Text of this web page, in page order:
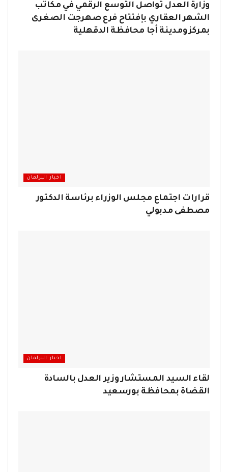
وزارة العدل تُواصل التوسع الرقمي في مكاتب
الشهر العقاري بإفتتاح فرع صهرجت الصغرى
بمركز ومدينة أجا محافظة الدقهلية
اخبار البرلمان
قرارات اجتماع مجلس الوزراء برئاسة الدكتور
مصطفى مدبولي
اخبار البرلمان
لقاء السيد المستشار وزير العدل بالسادة
القضاة بمحافظة بورسعيد